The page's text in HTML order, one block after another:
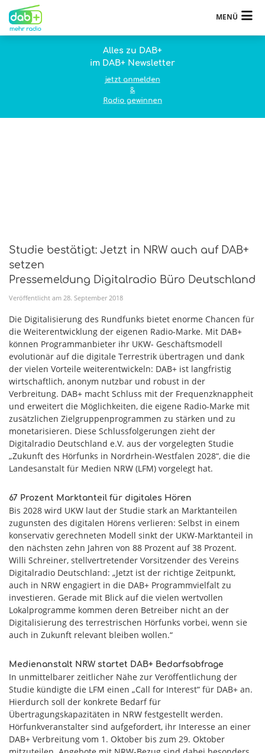
MENÜ
Alles zu DAB+
im DAB+ Newsletter
jetzt anmelden
&
Radio gewinnen
Studie bestätigt: Jetzt in NRW auch auf DAB+
setzen
Pressemeldung Digitalradio Büro Deutschland
Veröffentlicht am 28. September 2018
Die Digitalisierung des Rundfunks bietet enorme Chancen für
die Weiterentwicklung der eigenen Radio-Marke. Mit DAB+
können Programmanbieter ihr UKW- Geschäftsmodell
evolutionär auf die digitale Terrestrik übertragen und dank
der vielen Vorteile weiterentwickeln: DAB+ ist langfristig
wirtschaftlich, anonym nutzbar und robust in der
Verbreitung. DAB+ macht Schluss mit der Frequenzknappheit
und erweitert die Möglichkeiten, die eigene Radio-Marke mit
zusätzlichen Zielgruppenprogrammen zu stärken und zu
monetarisieren. Diese Schlussfolgerungen zieht der
Digitalradio Deutschland e.V. aus der vorgelegten Studie
„Zukunft des Hörfunks in Nordrhein-Westfalen 2028“, die die
Landesanstalt für Medien NRW (LFM) vorgelegt hat.
67 Prozent Marktanteil für digitales Hören
Bis 2028 wird UKW laut der Studie stark an Marktanteilen
zugunsten des digitalen Hörens verlieren: Selbst in einem
konservativ gerechneten Modell sinkt der UKW-Marktanteil in
den nächsten zehn Jahren von 88 Prozent auf 38 Prozent.
Willi Schreiner, stellvertretender Vorsitzender des Vereins
Digitalradio Deutschland: „Jetzt ist der richtige Zeitpunkt,
auch in NRW engagiert in die DAB+ Programmvielfalt zu
investieren. Gerade mit Blick auf die vielen wertvollen
Lokalprogramme kommen deren Betreiber nicht an der
Digitalisierung des terrestrischen Hörfunks vorbei, wenn sie
auch in Zukunft relevant bleiben wollen.“
Medienanstalt NRW startet DAB+ Bedarfsabfrage
In unmittelbarer zeitlicher Nähe zur Veröffentlichung der
Studie kündigte die LFM einen „Call for Interest“ für DAB+ an.
Hierdurch soll der konkrete Bedarf für
Übertragungskapazitäten in NRW festgestellt werden.
Hörfunkveranstalter sind aufgefordert, ihr Interesse an einer
DAB+ Verbreitung vom 1. Oktober bis zum 29. Oktober